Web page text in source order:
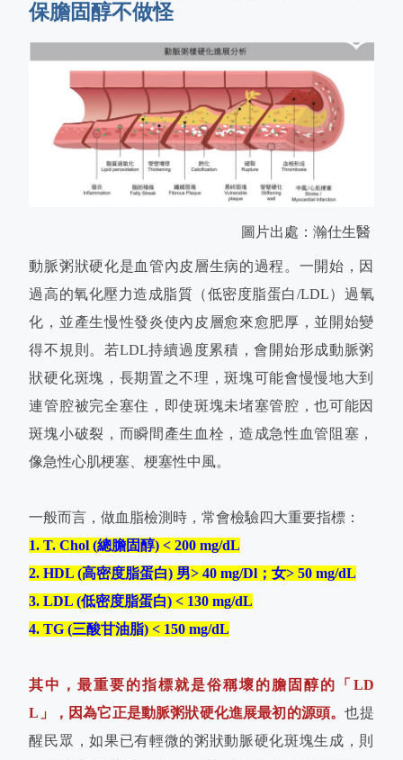
保膽固醇不做怪
圖片出處：瀚仕生醫
動脈粥狀硬化是血管內皮層生病的過程。一開始，因
過高的氧化壓力造成脂質（低密度脂蛋白/LDL）過氧
化，並產生慢性發炎使內皮層愈來愈肥厚，並開始變
得不規則。若LDL持續過度累積，會開始形成動脈粥
狀硬化斑塊，長期置之不理，斑塊可能會慢慢地大到
連管腔被完全塞住，即使斑塊未堵塞管腔，也可能因
斑塊小破裂，而瞬間產生血栓，造成急性血管阻塞，
像急性心肌梗塞、梗塞性中風。
一般而言，做血脂檢測時，常會檢驗四大重要指標：
1. T. Chol (總膽固醇) < 200 mg/dL
2. HDL (高密度脂蛋白) 男> 40 mg/Dl；女> 50 mg/dL
3. LDL (低密度脂蛋白) < 130 mg/dL
4. TG (三酸甘油脂) < 150 mg/dL
其中，最重要的指標就是俗稱壞的膽固醇的「LD
L」，因為它正是動脈粥狀硬化進展最初的源頭。也提
醒民眾，如果已有輕微的粥狀動脈硬化斑塊生成，則